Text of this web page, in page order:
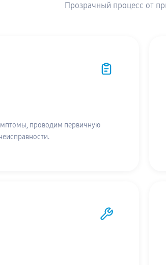
Прозрачный процесс от
проводим первичную